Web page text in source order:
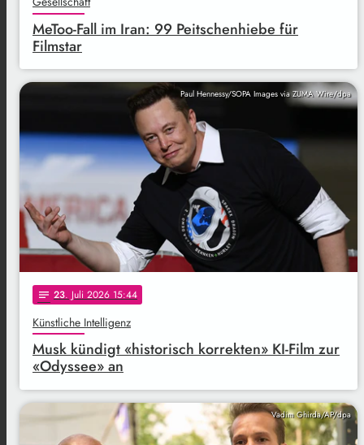
MeToo-Fall im Iran: 99 Peitschenhiebe für
Filmstar
Paul Hennessy/SOPA Images via ZUMA Wire/dpa
notes 23. Juli 2026 15:44
Künstliche Intelligenz
Musk kündigt «historisch korrekten» KI-Film zur
«Odyssee» an
Vadim Ghirda/AP/dpa